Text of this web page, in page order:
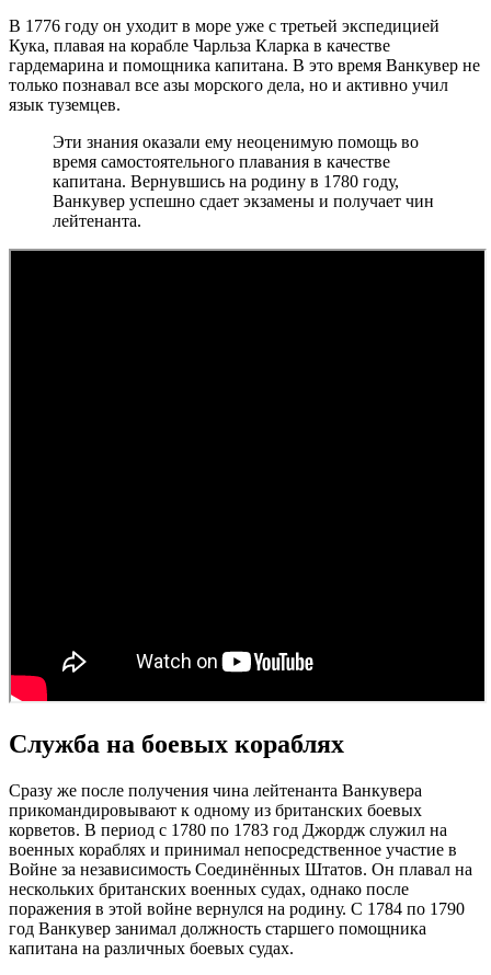
В 1776 году он уходит в море уже с третьей экспедицией
Кука, плавая на корабле Чарльза Кларка в качестве
гардемарина и помощника капитана. В это время Ванкувер не
только познавал все азы морского дела, но и активно учил
язык туземцев.
Эти знания оказали ему неоценимую помощь во
время самостоятельного плавания в качестве
капитана. Вернувшись на родину в 1780 году,
Ванкувер успешно сдает экзамены и получает чин
лейтенанта.
Служба на боевых кораблях
Сразу же после получения чина лейтенанта Ванкувера
прикомандировывают к одному из британских боевых
корветов. В период с 1780 по 1783 год Джордж служил на
военных кораблях и принимал непосредственное участие в
Войне за независимость Соединённых Штатов. Он плавал на
нескольких британских военных судах, однако после
поражения в этой войне вернулся на родину. С 1784 по 1790
год Ванкувер занимал должность старшего помощника
капитана на различных боевых судах.